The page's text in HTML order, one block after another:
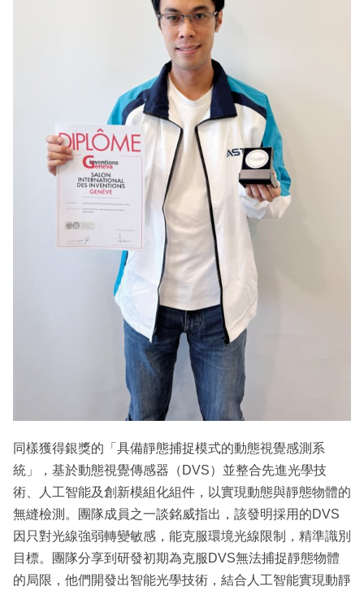
同樣獲得銀獎的「具備靜態捕捉模式的動態視覺感測系
統」，基於動態視覺傳感器（DVS）並整合先進光學技
術、人工智能及創新模組化組件，以實現動態與靜態物體的
無縫檢測。團隊成員之一談銘威指出，該發明採用的DVS
因只對光線強弱轉變敏感，能克服環境光線限制，精準識別
目標。團隊分享到研發初期為克服DVS無法捕捉靜態物體
的局限，他們開發出智能光學技術，結合人工智能實現動靜